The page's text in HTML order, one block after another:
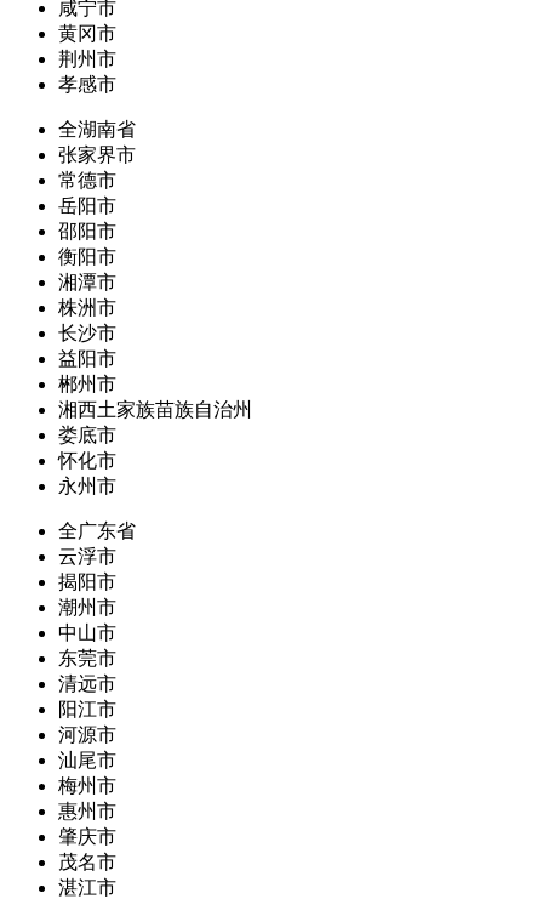
咸宁市
黄冈市
荆州市
孝感市
全湖南省
张家界市
常德市
岳阳市
邵阳市
衡阳市
湘潭市
株洲市
长沙市
益阳市
郴州市
湘西土家族苗族自治州
娄底市
怀化市
永州市
全广东省
云浮市
揭阳市
潮州市
中山市
东莞市
清远市
阳江市
河源市
汕尾市
梅州市
惠州市
肇庆市
茂名市
湛江市